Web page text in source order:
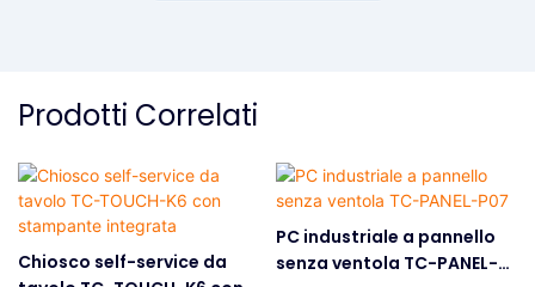
Prodotti Correlati
Chiosco self-service da
PC industriale a pannello
senza ventola TC-PANEL-